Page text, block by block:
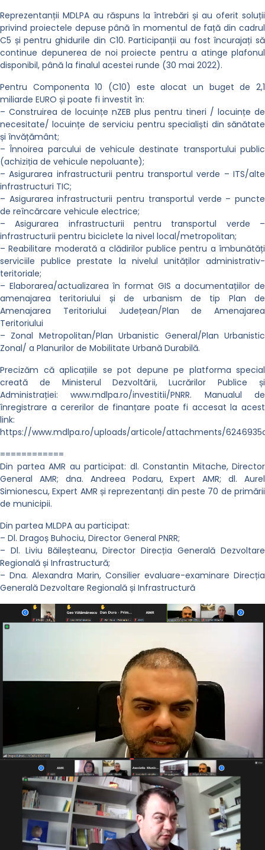
Reprezentanții MDLPA au răspuns la întrebări și au oferit soluții
privind proiectele depuse până în momentul de față din cadrul
C5 și pentru ghidurile din C10. Participanții au fost încurajați să
continue depunerea de noi proiecte pentru a atinge plafonul
disponibil, până la finalul acestei runde (30 mai 2022).
Pentru Componenta 10 (C10) este alocat un buget de 2,1
miliarde EURO și poate fi investit în:
– Construirea de locuințe nZEB plus pentru tineri / locuințe de
necesitate/ locuințe de serviciu pentru specialiști din sănătate
și învățământ;
– Înnoirea parcului de vehicule destinate transportului public
(achiziția de vehicule nepoluante);
– Asigurarea infrastructurii pentru transportul verde – ITS/alte
infrastructuri TIC;
– Asigurarea infrastructurii pentru transportul verde – puncte
de reîncărcare vehicule electrice;
– Asigurarea infrastructurii pentru transportul verde –
infrastructurii pentru biciclete la nivel local/metropolitan;
– Reabilitare moderată a clădirilor publice pentru a îmbunătăți
serviciile publice prestate la nivelul unităților administrativ-
teritoriale;
– Elaborarea/actualizarea în format GIS a documentațiilor de
amenajarea teritoriului și de urbanism de tip Plan de
Amenajarea Teritoriului Județean/Plan de Amenajarea
Teritoriului
– Zonal Metropolitan/Plan Urbanistic General/Plan Urbanistic
Zonal/ a Planurilor de Mobilitate Urbană Durabilă.
Precizăm că aplicațiile se pot depune pe platforma special
creată de Ministerul Dezvoltării, Lucrărilor Publice și
Administrației: www.mdlpa.ro/investitii/PNRR. Manualul de
înregistrare a cererilor de finanțare poate fi accesat la acest
link:
https://www.mdlpa.ro/uploads/articole/attachments/
============
Din partea AMR au participat: dl. Constantin Mitache, Director
General AMR; dna. Andreea Podaru, Expert AMR; dl. Aurel
Simionescu, Expert AMR și reprezentanți din peste 70 de primării
de municipii.
Din partea MLDPA au participat:
– Dl. Dragoș Buhociu, Director General PNRR;
– Dl. Liviu Băileșteanu, Director Direcția Generală Dezvoltare
Regională și Infrastructură;
– Dna. Alexandra Marin, Consilier evaluare-examinare Direcția
Generală Dezvoltare Regională și Infrastructură